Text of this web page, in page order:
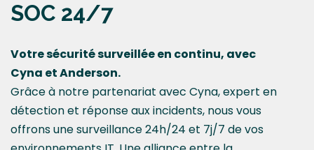
SOC 24/7
Votre sécurité surveillée en continu, avec
Cyna et Anderson.
Grâce à notre partenariat avec Cyna, expert en
détection et réponse aux incidents, nous vous
offrons une surveillance 24h/24 et 7j/7 de vos